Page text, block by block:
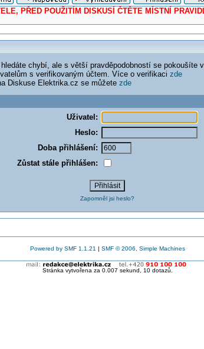
POUŽITÍM DISKUSÍ ČTĚTE MÍSTNÍ
chybí, ale s větší pravděpodobností se pokoušíte
s verifikovaným účtem. Více o verifikaci zde
Diskuse Elektrika.cz se můžete zde
Uživatel:
Heslo:
Doba přihlášení:
Zůstat stále přihlášen:
Zapomněl jsi heslo?
Powered by SMF 1.1.21 | SMF © 2006, Simple Machines
Stránka vytvořena za 0.007 sekund, 10 dotazů.